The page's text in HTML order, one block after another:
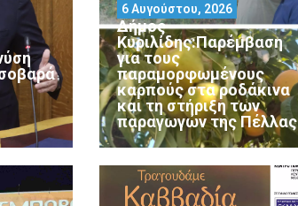
Δήμος
Κυριλίδης:Παρέμβαση
για τους
παραμορφωμένους
καρπούς στα ροδάκινα
και τη στήριξη των
παραγωγών της Πέλλας
6 Αυγούστου, 2026